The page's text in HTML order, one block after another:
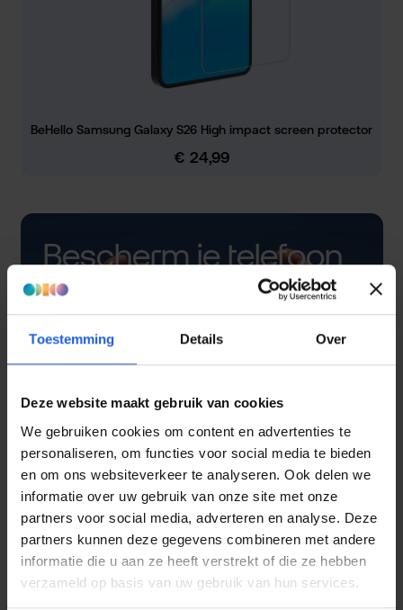
Toestemming Details Over
Deze website maakt gebruik van cookies
We gebruiken cookies om content en advertenties te
personaliseren, om functies voor social media te bieden
en om ons websiteverkeer te analyseren. Ook delen we
informatie over uw gebruik van onze site met onze
partners voor social media, adverteren en analyse. Deze
partners kunnen deze gegevens combineren met andere
informatie die u aan ze heeft verstrekt of die ze hebben
verzameld op basis van uw gebruik van hun services.
BeHello Samsung Galaxy S26 High impact screen protector
Normale prijs:
€ 24,99
Bescherm je telefoon
met een hoesje